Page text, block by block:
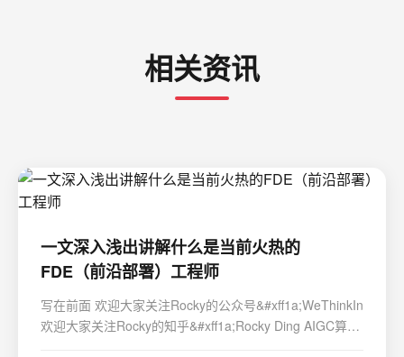
相关资讯
一文深入浅出讲解什么是当前火热的
FDE（前沿部署）工程师
写在前面 欢迎大家关注Rocky的公众号&#xff1a;WeThinkIn
欢迎大家关注Rocky的知乎&#xff1a;Rocky Ding AIGC算法